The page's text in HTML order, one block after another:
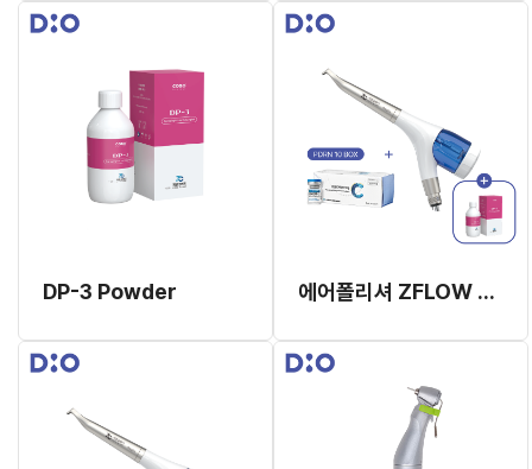
DP-3 Powder 에어폴리셔 ZFLOW + DP-3 Powder(추가증정) + PDRN 10박스